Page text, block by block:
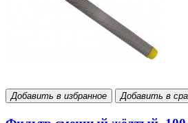
Добавить в избранное Добавить в